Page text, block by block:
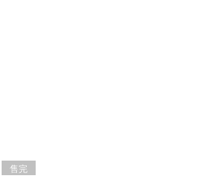
售完